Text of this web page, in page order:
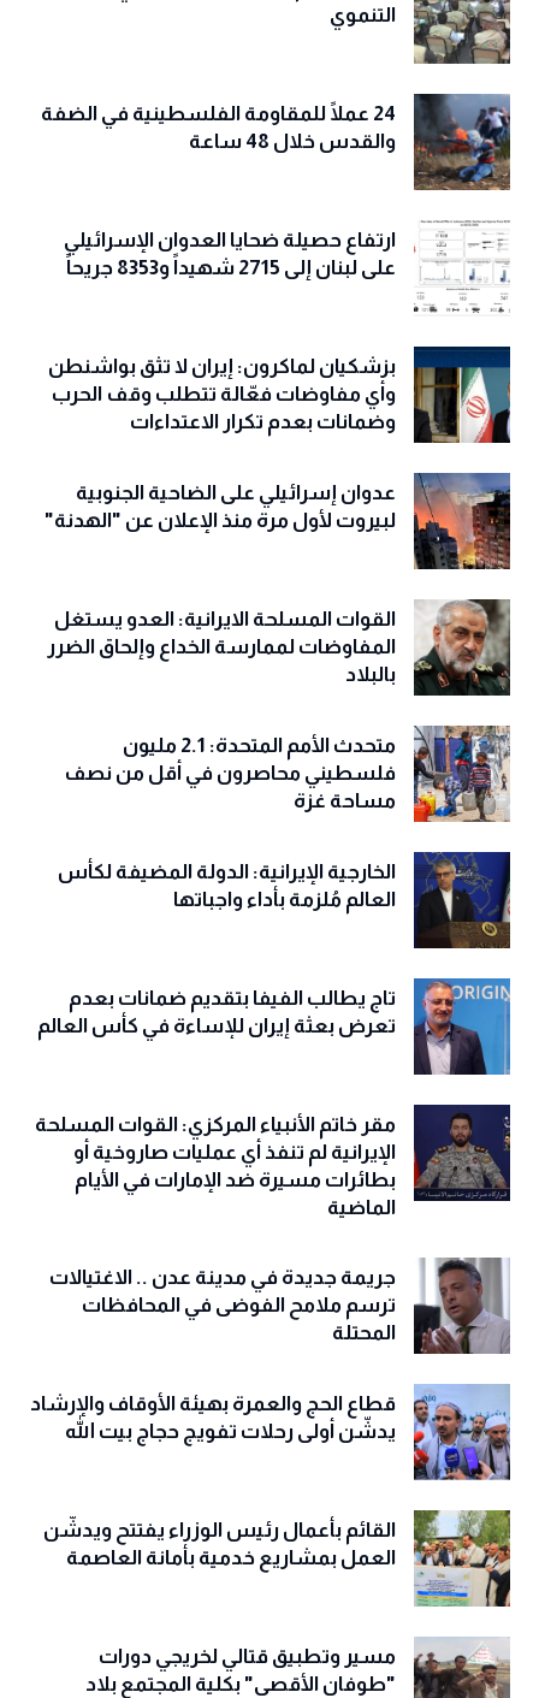
التنموي
24 عملًا للمقاومة الفلسطينية في الضفة
والقدس خلال 48 ساعة
ارتفاع حصيلة ضحايا العدوان الإسرائيلي
على لبنان إلى 2715 شهيداً و8353 جريحاً
بزشكيان لماكرون: إيران لا تثق بواشنطن
وأي مفاوضات فعّالة تتطلب وقف الحرب
وضمانات بعدم تكرار الاعتداءات
عدوان إسرائيلي على الضاحية الجنوبية
لبيروت لأول مرة منذ الإعلان عن "الهدنة"
القوات المسلحة الايرانية: العدو يستغل
المفاوضات لممارسة الخداع وإلحاق الضرر
بالبلاد
متحدث الأمم المتحدة: 2.1 مليون
فلسطيني محاصرون في أقل من نصف
مساحة غزة
الخارجية الإيرانية: الدولة المضيفة لكأس
العالم مُلزمة بأداء واجباتها
تاج يطالب الفيفا بتقديم ضمانات بعدم
تعرض بعثة إيران للإساءة في كأس العالم
مقر خاتم الأنبياء المركزي: القوات المسلحة
الإيرانية لم تنفذ أي عمليات صاروخية أو
بطائرات مسيرة ضد الإمارات في الأيام
الماضية
جريمة جديدة في مدينة عدن .. الاغتيالات
ترسم ملامح الفوضى في المحافظات
المحتلة
قطاع الحج والعمرة بهيئة الأوقاف والإرشاد
يدشّن أولى رحلات تفويج حجاج بيت الله
القائم بأعمال رئيس الوزراء يفتتح ويدشّن
العمل بمشاريع خدمية بأمانة العاصمة
مسير وتطبيق قتالي لخريجي دورات
"طوفان الأقصى" بكلية المجتمع بلاد